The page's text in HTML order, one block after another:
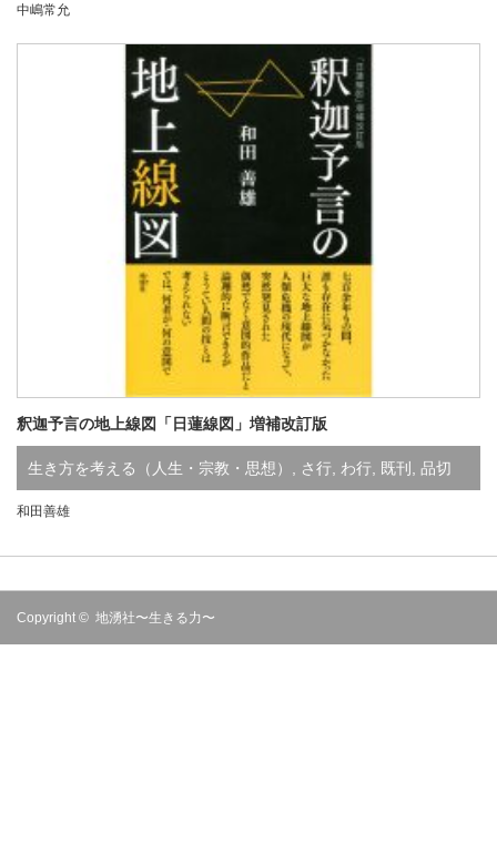
中嶋常允
釈迦予言の地上線図「日蓮線図」増補改訂版
生き方を考える（人生・宗教・思想） , さ行, わ行, 既刊 , 品切
和田善雄
Copyright © 地湧社〜生きる力〜